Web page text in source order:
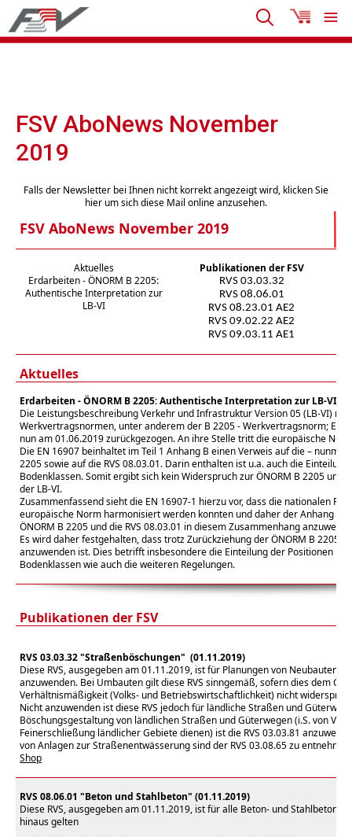
FSV AboNews November
2019
Falls der Newsletter bei Ihnen nicht korrekt angezeigt wird, klicken Sie
hier um sich diese Mail online anzusehen.
FSV AboNews November 2019
Aktuelles
Publikationen der FSV
Erdarbeiten - ÖNORM B 2205:
Authentische Interpretation zur
LB-VI
RVS 03.03.32
RVS 08.06.01
RVS 08.23.01 AE2
RVS 09.02.22 AE2
RVS 09.03.11 AE1
Aktuelles
Erdarbeiten - ÖNORM B 2205: Authentische Interpretation zur LB-VI
Die Leistungsbeschreibung Verkehr und Infrastruktur Version 05 (LB-VI)
Werkvertragsnormen, unter anderem der B 2205 - Werkvertragsnorm;
nun am 01.06.2019 zurückgezogen. An ihre Stelle tritt die europäische
Die EN 16907 beinhaltet im Teil 1 Anhang B einen Verweis auf die –
2205 sowie auf die RVS 08.03.01. Darin enthalten ist u.a. auch die
Bodenklassen. Somit ergibt sich kein Widerspruch zur ÖNORM B 2205 und
der LB-VI.
Zusammenfassend sieht die EN 16907-1 hierzu vor, dass die nationalen
europäische Norm harmonisiert werden konnten und daher der Anhang B
ÖNORM B 2205 und die RVS 08.03.01 in diesem Zusammenhang
Es wird daher festgehalten, dass trotz Zurückziehung der ÖNORM B 2205:
anzuwenden ist. Dies betrifft insbesondere die Einteilung der Positionen
Bodenklassen wie auch die weiteren Regelungen.
Publikationen der FSV
RVS 03.03.32 "Straßenböschungen" (01.11.2019)
Diese RVS, ausgegeben am 01.11.2019, ist für Planungen von Neubauten
anzuwenden. Bei Umbauten gilt diese RVS sinngemäß, sofern dies dem
Verhältnismäßigkeit (Volks- und Betriebswirtschaftlichkeit) nicht
Nicht anzuwenden ist diese RVS jedoch für ländliche Straßen und
Böschungsgestaltung von ländlichen Straßen und Güterwegen (i.S. von
Feinerschließung ländlicher Gebiete dienen) ist die RVS 03.03.81
von Anlagen zur Straßenentwässerung sind der RVS 03.08.65 zu
Shop
RVS 08.06.01 "Beton und Stahlbeton" (01.11.2019)
Diese RVS, ausgegeben am 01.11.2019, ist für alle Beton- und
hinaus gelten